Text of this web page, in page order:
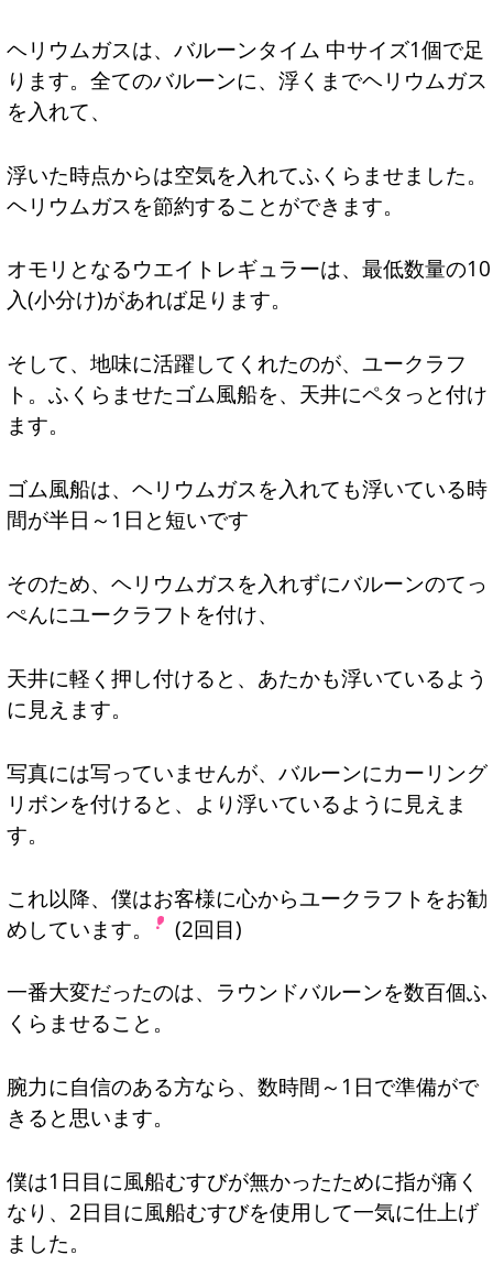
ヘリウムガスは、バルーンタイム 中サイズ1個で足
ります。全てのバルーンに、浮くまでヘリウムガス
を入れて、
浮いた時点からは空気を入れてふくらませました。
ヘリウムガスを節約することができます。
オモリとなるウエイトレギュラーは、最低数量の10
入(小分け)があれば足ります。
そして、地味に活躍してくれたのが、ユークラフ
ト。ふくらませたゴム風船を、天井にペタっと付け
ます。
ゴム風船は、ヘリウムガスを入れても浮いている時
間が半日～1日と短いです
そのため、ヘリウムガスを入れずにバルーンのてっ
ぺんにユークラフトを付け、
天井に軽く押し付けると、あたかも浮いているよう
に見えます。
写真には写っていませんが、バルーンにカーリング
リボンを付けると、より浮いているように見えま
す。
これ以降、僕はお客様に心からユークラフトをお勧
めしています。
(2回目)
一番大変だったのは、ラウンドバルーンを数百個ふ
くらませること。
腕力に自信のある方なら、数時間～1日で準備がで
きると思います。
僕は1日目に風船むすびが無かったために指が痛く
なり、2日目に風船むすびを使用して一気に仕上げ
ました。